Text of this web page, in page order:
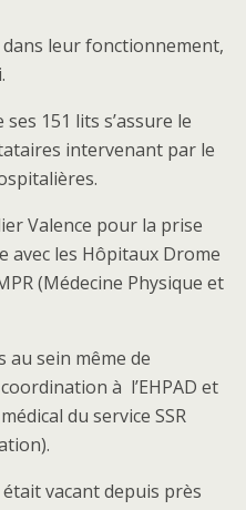
leur fonctionnement,
151 lits s’assure le
intervenant par le
Valence pour la prise
avec les Hôpitaux Drome
(Médecine Physique et
au sein même de
à l’EHPAD et
du service SSR
vacant depuis près